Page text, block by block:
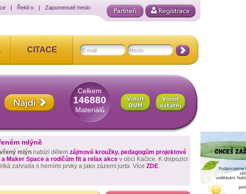
| Řekli o | Zapomenuté heslo
CITACE
Celkem
146880
Materiálů
mlýně
mlýn nabízí dětem zájmové kroužky, pedagogům projektové
a Maker Space a rodičům fit a relax akce v obci Kačice. K dispozici
zahrada s herními prvky a jako zázemí jurta. Více ZDE.